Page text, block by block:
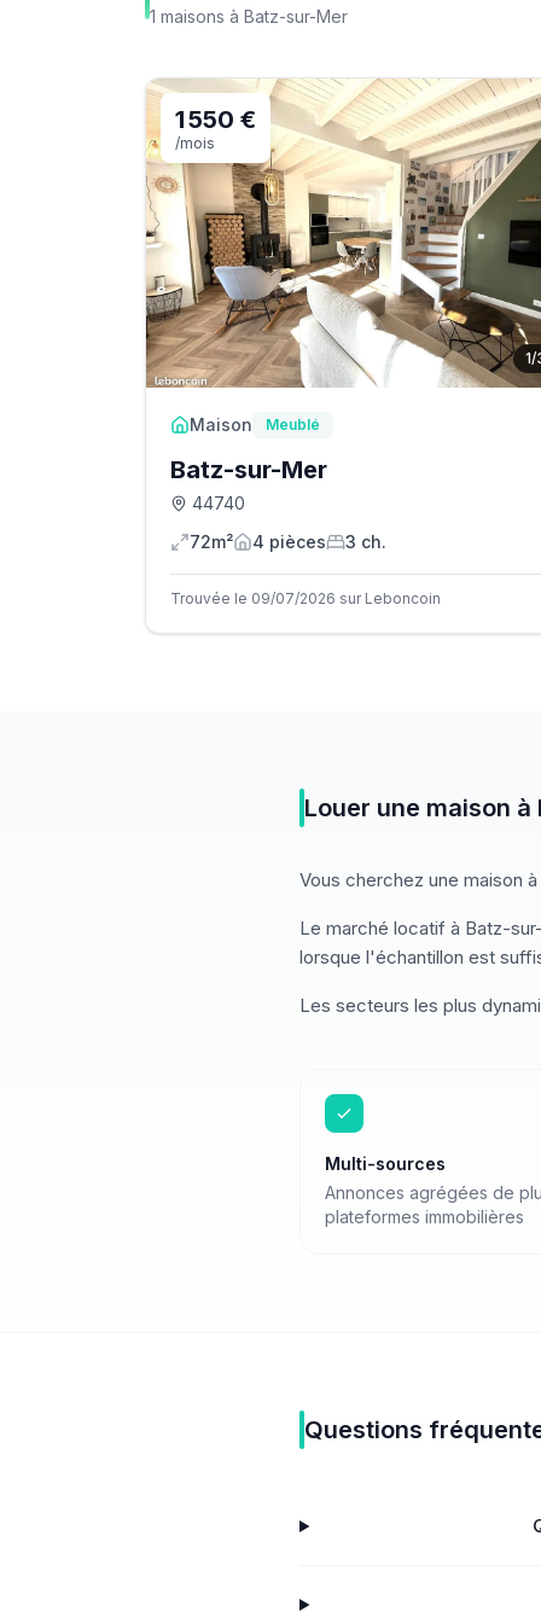
1 maisons à Batz-sur-Mer
1/
1 550 €
/mois
Maison Meublé
Batz-sur-Mer
44740
72m²
4 pièces 3 ch.
Trouvée le 09/07/2026 sur Leboncoin
Louer une maison à
Vous cherchez une maison
Le marché locatif à Batz-
lorsque l'échantillon est
Les secteurs les plus
Multi-sources
Annonces agrégées de
plateformes immobilières
Questions